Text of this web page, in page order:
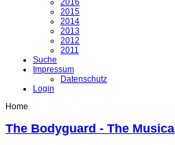
2016
2015
2014
2013
2012
2011
Suche
Impressum
Datenschutz
Login
Home
The Bodyguard - The Musical